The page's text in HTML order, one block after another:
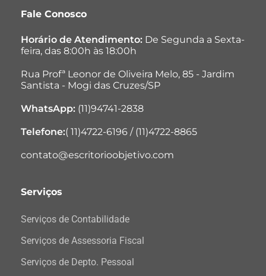
Fale Conosco
Horário de Atendimento: De Segunda a Sexta-
feira, das 8:00h às 18:00h
Rua Profª Leonor de Oliveira Melo, 85 - Jardim
Santista - Mogi das Cruzes/SP
WhatsApp: (11)94741-2838
Telefone:( 11)4722-6196 / (11)4722-8865
contato@escritorioobjetivo.com
Serviços
Serviços de Contabilidade
Serviços de Assessoria Fiscal
Serviços de Depto. Pessoal